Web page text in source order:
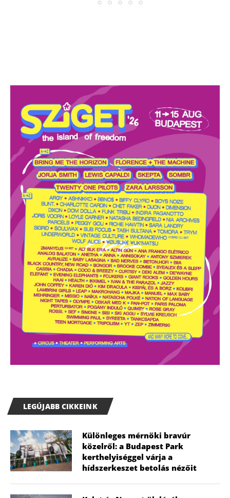
LEGÚJABB CIKKEINK
Különleges mérnöki bravúr
közelről: a Budapest Park
kerthelyiséggel várja a
hídszerkeszet betolás nézőit